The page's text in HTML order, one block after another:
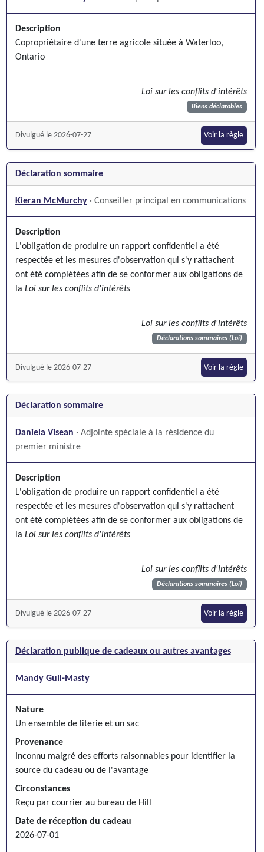
Description
Copropriétaire d'une terre agricole située à Waterloo,
Ontario
Loi sur les conflits d'intérêts
Biens déclarables
Divulgué le 2026-07-27 Voir la règle
Déclaration sommaire
Kieran McMurchy · Conseiller principal en communications
Description
L'obligation de produire un rapport confidentiel a été
respectée et les mesures d'observation qui s'y rattachent
ont été complétées afin de se conformer aux obligations de
la Loi sur les conflits d'intérêts
Loi sur les conflits d'intérêts
Déclarations sommaires (Loi)
Divulgué le 2026-07-27 Voir la règle
Déclaration sommaire
Daniela Visean · Adjointe spéciale à la résidence du
premier ministre
Description
L'obligation de produire un rapport confidentiel a été
respectée et les mesures d'observation qui s'y rattachent
ont été complétées afin de se conformer aux obligations de
la Loi sur les conflits d'intérêts
Loi sur les conflits d'intérêts
Déclarations sommaires (Loi)
Divulgué le 2026-07-27 Voir la règle
Déclaration publique de cadeaux ou autres avantages
Mandy Gull-Masty
Nature
Un ensemble de literie et un sac
Provenance
Inconnu malgré des efforts raisonnables pour identifier la
source du cadeau ou de l'avantage
Circonstances
Reçu par courrier au bureau de Hill
Date de réception du cadeau
2026-07-01